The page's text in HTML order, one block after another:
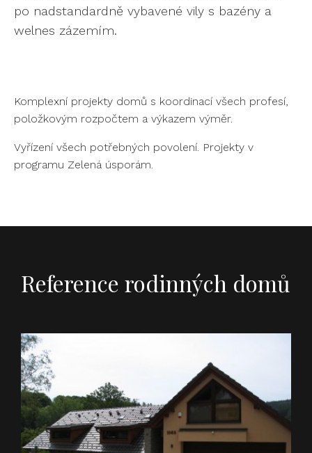
po nadstandardně vybavené vily s bazény a
welnes zázemím.
Komplexní projekty domů s koordinací všech profesí,
položkovým rozpočtem a výkazem výměr.
Vyřízení všech potřebných povolení. Projekty v
programu Zelená úsporám.
Reference rodinných domů